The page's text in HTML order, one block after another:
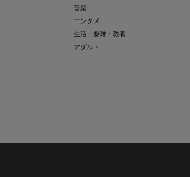
音楽
エンタメ
生活・趣味・教養
アダルト